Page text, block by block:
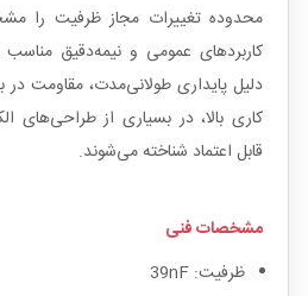
محدوده تغییرات مجاز ظرفیت را
کاربردهای عمومی و نیمه‌دقیق
دلیل پایداری طولانی‌مدت، مقاومت در
کاری بالا، در بسیاری از طراحی‌های
قابل اعتماد شناخته می‌شوند.
مشخصات فنی
ظرفیت: 39nF